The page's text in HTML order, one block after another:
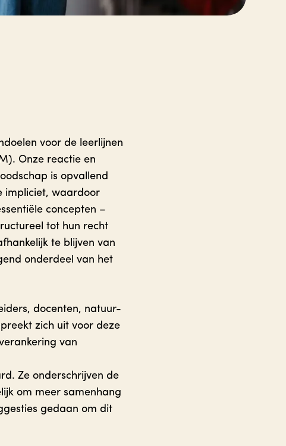
voor de leerlijnen
Onze reactie en
is opvallend
impliciet, waardoor
concepten –
tot hun recht
te blijven van
onderdeel van het
docenten, natuur-
zich uit voor deze
van
Ze onderschrijven de
om meer samenhang
gedaan om dit